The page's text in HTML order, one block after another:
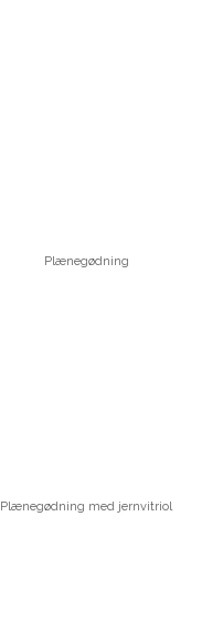
Plænegødning
Plænegødning med jernvitriol